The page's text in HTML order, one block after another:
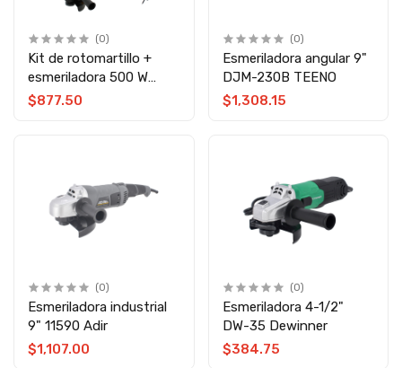
(0)
Kit de rotomartillo +
esmeriladora 500 W
13411 Adir
$877.50
(0)
Esmeriladora angular 9"
DJM-230B TEENO
$1,308.15
(0)
Esmeriladora industrial
9" 11590 Adir
$1,107.00
(0)
Esmeriladora 4-1/2"
DW-35 Dewinner
$384.75